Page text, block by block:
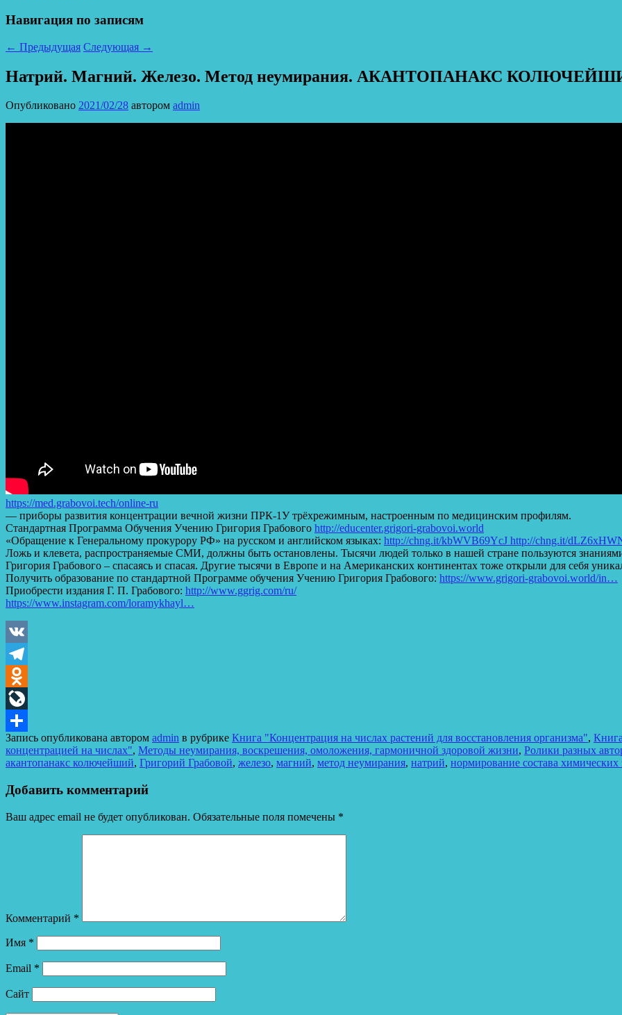
Навигация по записям
← Предыдущая Следующая →
Натрий. Магний. Железо. Метод неумирания. АКАНТОПАНАКС
Опубликовано 2021/02/28 автором admin
https://med.grabovoi.tech/online-ru​
— приборы развития концентрации вечной жизни ПРК-1У трёхрежимным, настроенным по медицинским профилям.
Стандартная Программа Обучения Учению Григория Грабового http://educenter.grigori-grabovoi.world​
«Обращение к Генеральному прокурору РФ» на русском и английском языках: http://chng.it/kbWVB69YcJ​ http://chng.it/
Ложь и клевета, распространяемые СМИ, должны быть остановлены. Тысячи людей только в нашей стране пользуются
Григория Грабового – спасаясь и спасая. Другие тысячи в Европе и на Американских континентах тоже открыли для себя
Получить образование по стандартной Программе обучения Учению Григория Грабового: https://www.grigori-grabovoi.world/in…​
Приобрести издания Г. П. Грабового: http://www.ggrig.com/ru/​
https://www.instagram.com/loramykhayl…
VK
Telegram
Odnoklassniki
LiveJournal
Отправить
Запись опубликована автором admin в рубрике Книга "Концентрация на числах растений для восстановления организма",
концентрацией на числах", Методы неумирания, воскрешения, омоложения, гармоничной здоровой жизни, Ролики разных
акантопанакс колючейший, Григорий Грабовой, железо, магний, метод неумирания, натрий, нормирование состава химических
Добавить комментарий
Ваш адрес email не будет опубликован. Обязательные поля помечены *
Комментарий *
Имя *
Email *
Сайт